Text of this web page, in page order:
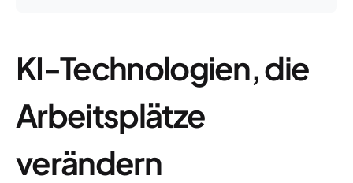
KI-Technologien, die
Arbeitsplätze
verändern